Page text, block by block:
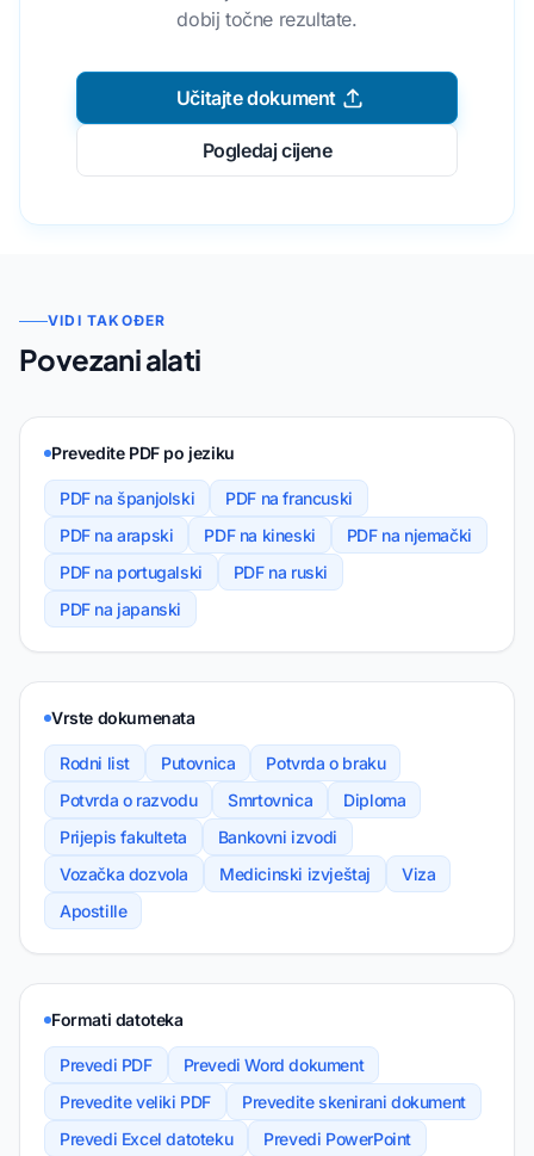
dobij točne rezultate.
Učitajte dokument
Pogledaj cijene
VIDI TAKOĐER
Povezani alati
Prevedite PDF po jeziku
PDF na španjolski
PDF na francuski
PDF na arapski
PDF na kineski
PDF na njemački
PDF na portugalski
PDF na ruski
PDF na japanski
Vrste dokumenata
Rodni list Putovnica
Potvrda o braku
Potvrda o razvodu
Smrtovnica
Diploma
Prijepis fakulteta
Bankovni izvodi
Vozačka dozvola
Medicinski izvještaj
Viza
Apostille
Formati datoteka
Prevedi PDF
Prevedi Word dokument
Prevedite veliki PDF
Prevedite skenirani dokument
Prevedi Excel datoteku
Prevedi PowerPoint